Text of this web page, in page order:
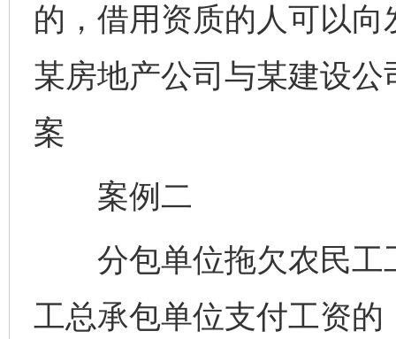
的，借用资质的人可以
某房地产公司与某建设
案
案例二
分包单位拖欠农民工
工总承包单位支付工资